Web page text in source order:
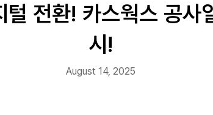
털 전환! 카스웍스 공사
시!
August 14, 2025